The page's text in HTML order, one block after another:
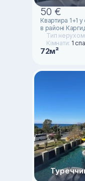
50 €
Квартира 1+1
в районі
Тип
Кімнати: 1
72м²